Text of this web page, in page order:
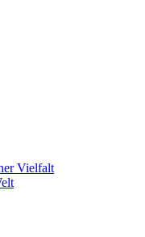
Vielfalt